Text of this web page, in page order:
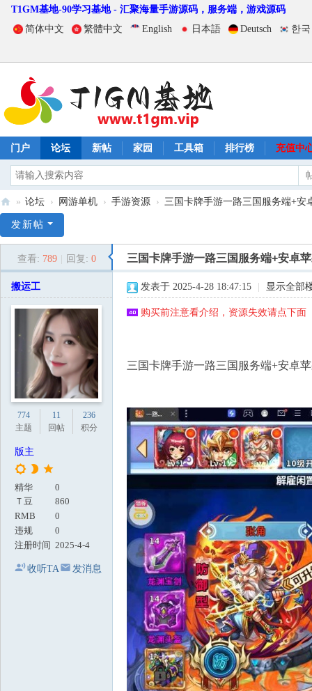
T1GM基地-90学习基地 - 汇聚海量手游源码，服务端，游戏源码
简体中文
繁體中文 English 日本語 Deutsch 한
门户 论坛 新帖 家园 工具箱 排行榜 充值中
1
» 论坛 › 网游单机 › 手游资源 › 三国卡牌手游一路三国服务端+安
发新帖
查看: 789 回复: 0 三国卡牌手游一路三国服务端+安卓
搬运工
774
主题
11
回帖
236
积分
版主
精华
0
Ｔ豆
860
RMB
0
违规
0
注册时间 2025-4-4
收听TA 发消息
发表于 2025-4-28 18:47:15 显示全部
购买前注意看介绍，资源失效请点下
三国卡牌手游一路三国服务端+安卓